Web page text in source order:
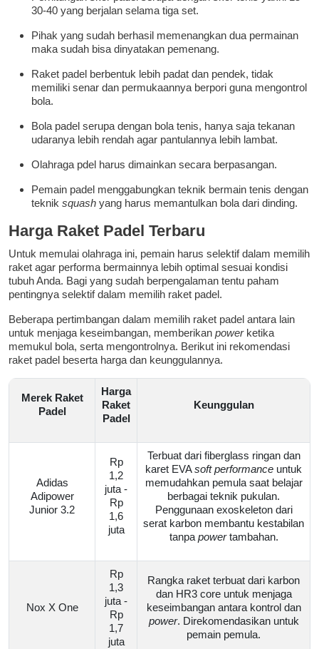
30-40 yang berjalan selama tiga set.
Pihak yang sudah berhasil memenangkan dua permainan
maka sudah bisa dinyatakan pemenang.
Raket padel berbentuk lebih padat dan pendek, tidak
memiliki senar dan permukaannya berpori guna mengontrol
bola.
Bola padel serupa dengan bola tenis, hanya saja tekanan
udaranya lebih rendah agar pantulannya lebih lambat.
Olahraga pdel harus dimainkan secara berpasangan.
Pemain padel menggabungkan teknik bermain tenis dengan
teknik squash yang harus memantulkan bola dari dinding.
Harga Raket Padel Terbaru
Untuk memulai olahraga ini, pemain harus selektif dalam memilih
raket agar performa bermainnya lebih optimal sesuai kondisi
tubuh Anda. Bagi yang sudah berpengalaman tentu paham
pentingnya selektif dalam memilih raket padel.
Beberapa pertimbangan dalam memilih raket padel antara lain
untuk menjaga keseimbangan, memberikan powerketika
memukul bola, serta mengontrolnya. Berikut ini rekomendasi
raket padel beserta harga dan keunggulannya.
Merek Raket
Padel
Harga
Raket
Padel
Keunggulan
Adidas
Adipower
Junior 3.2
Rp
1,2
juta -
Rp
1,6
juta
Terbuat dari fiberglass ringan dan
karet EVAsoft performance untuk
memudahkan pemula saat belajar
berbagai teknik pukulan.
Penggunaan exoskeleton dari
serat karbon membantu kestabilan
tanpa powertambahan.
Nox X One
Rp
1,3
juta -
Rp
1,7
juta
Rangka raket terbuat dari karbon
dan HR3 core untuk menjaga
keseimbangan antara kontrol dan
power. Direkomendasikan untuk
pemain pemula.